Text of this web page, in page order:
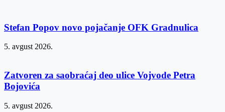
Stefan Popov novo pojačanje OFK Gradnulica
5. avgust 2026.
Zatvoren za saobraćaj deo ulice Vojvode Petra
Bojovića
5. avgust 2026.